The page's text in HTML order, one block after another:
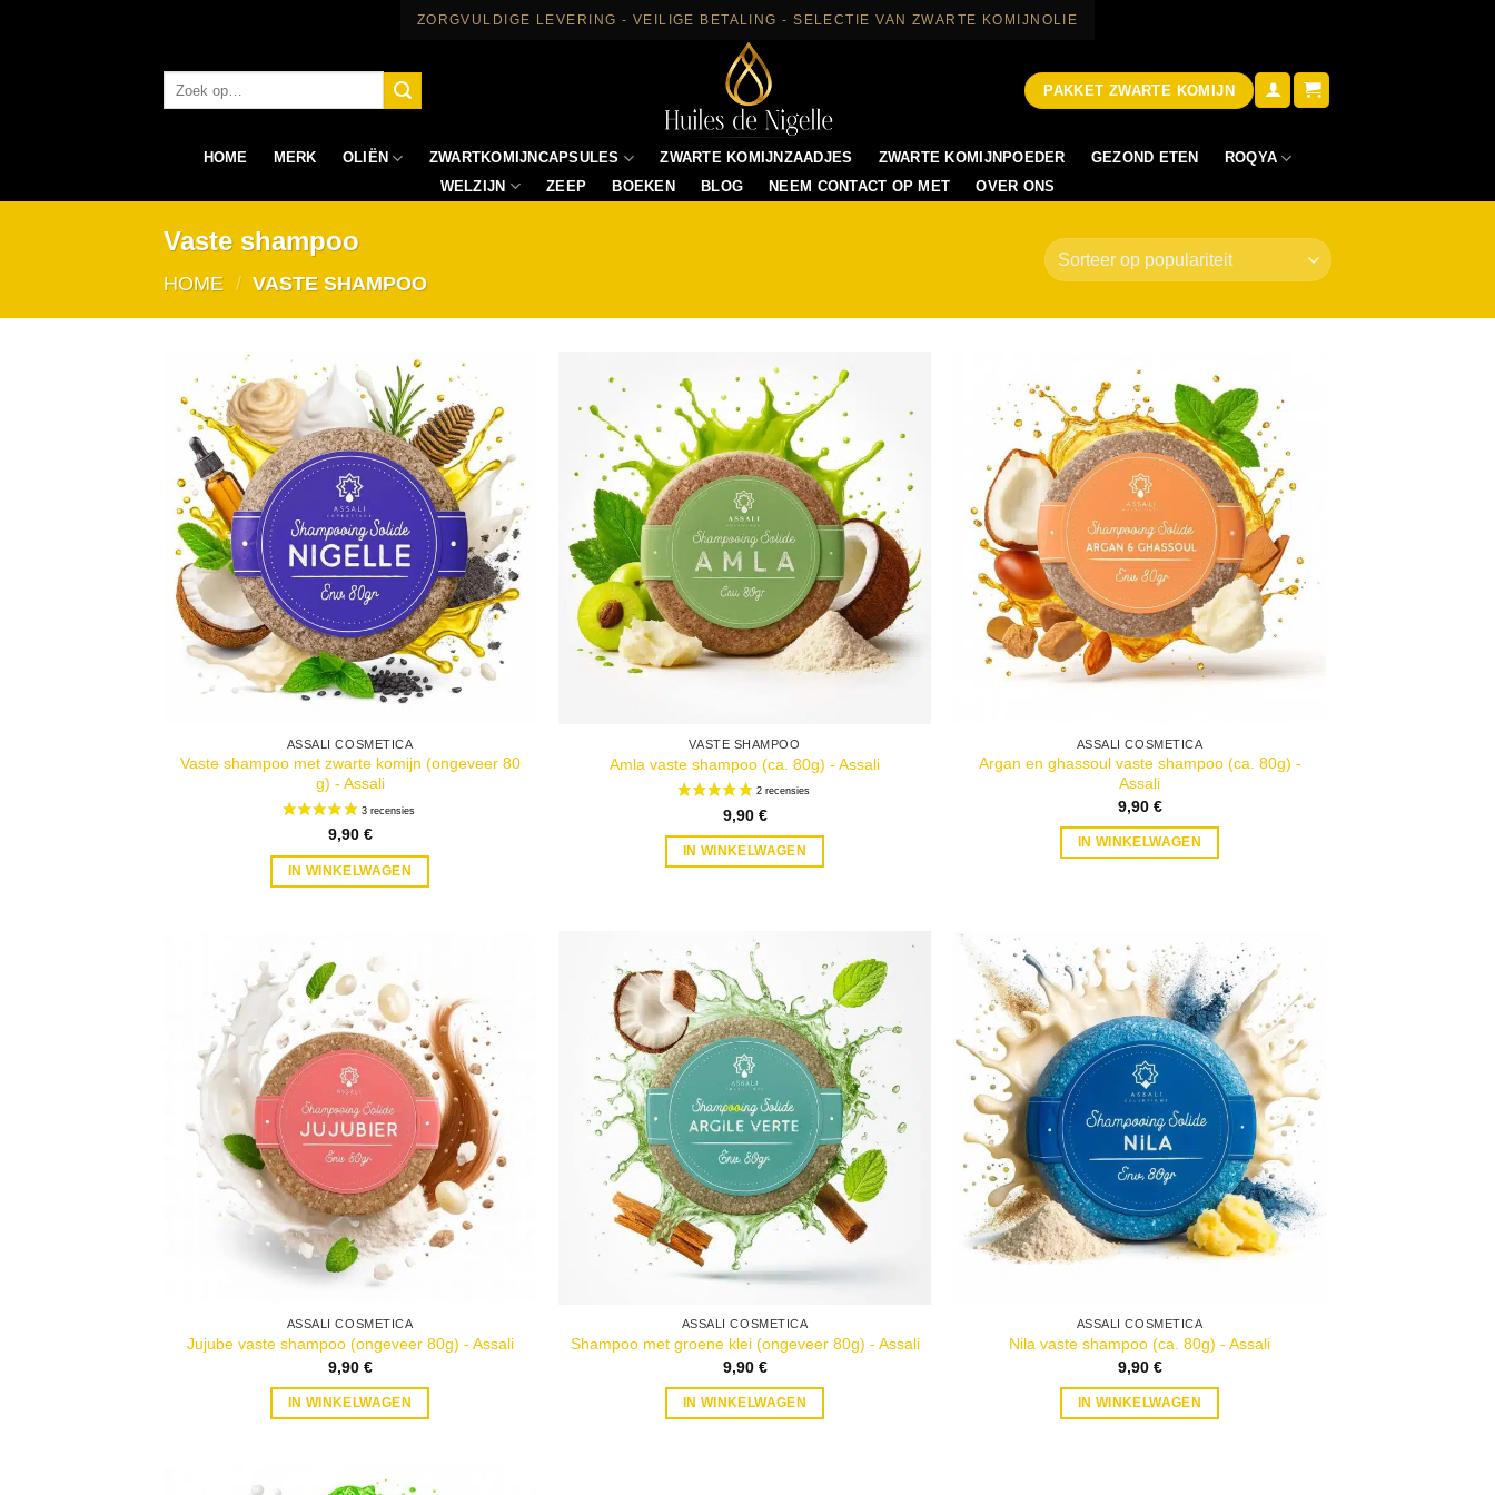
ZORGVULDIGE LEVERING - VEILIGE BETALING - SELECTIE VAN ZWARTE KOMIJNOLIE
PAKKET ZWARTE KOMIJN
HOME MERK OLIËN ZWARTKOMIJNCAPSULES ZWARTE KOMIJNZAADJES ZWARTE KOMIJNPOEDER GEZOND ETEN
ROQYA
WELZIJN
ZEEP BOEKEN BLOG NEEM CONTACT OP MET OVER ONS
Vaste shampoo
HOME / VASTE SHAMPOO
ASSALI COSMETICA
Vaste shampoo met zwarte komijn (ongeveer 80
g) - Assali
9,90 €
IN WINKELWAGEN
VASTE SHAMPOO
Amla vaste shampoo (ca. 80g) - Assali
9,90 €
IN WINKELWAGEN
ASSALI COSMETICA
Argan en ghassoul vaste shampoo (ca. 80g) -
Assali
9,90 €
IN WINKELWAGEN
ASSALI COSMETICA
Jujube vaste shampoo (ongeveer 80g) - Assali
9,90 €
IN WINKELWAGEN
ASSALI COSMETICA
Shampoo met groene klei (ongeveer 80g) - Assali
9,90 €
IN WINKELWAGEN
ASSALI COSMETICA
Nila vaste shampoo (ca. 80g) - Assali
9,90 €
IN WINKELWAGEN